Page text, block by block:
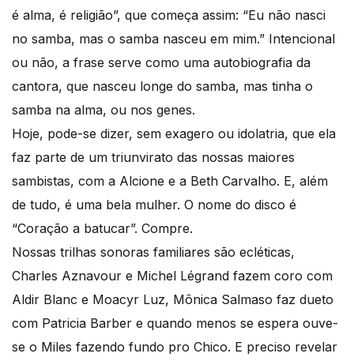
é alma, é religião”, que começa assim: “Eu não nasci
no samba, mas o samba nasceu em mim.” Intencional
ou não, a frase serve como uma autobiografia da
cantora, que nasceu longe do samba, mas tinha o
samba na alma, ou nos genes.
Hoje, pode-se dizer, sem exagero ou idolatria, que ela
faz parte de um triunvirato das nossas maiores
sambistas, com a Alcione e a Beth Carvalho. E, além
de tudo, é uma bela mulher. O nome do disco é
“Coração a batucar”. Compre.
Nossas trilhas sonoras familiares são ecléticas,
Charles Aznavour e Michel Légrand fazem coro com
Aldir Blanc e Moacyr Luz, Mônica Salmaso faz dueto
com Patricia Barber e quando menos se espera ouve-
se o Miles fazendo fundo pro Chico. E preciso revelar